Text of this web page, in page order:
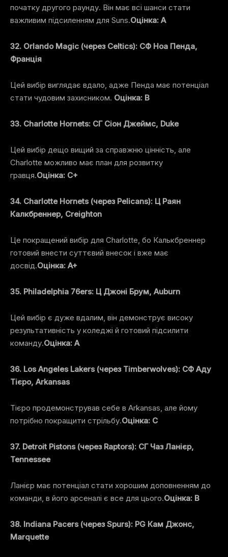
початку другого раунду. Він має всі шанси стати
важливим підсиленням для Suns.Оцінка: A
32. Orlando Magic (через Celtics): СФ Ноа Пенда,
Франція
Цей вибір виглядає вдало, адже Пенда має потенціал
стати чудовим захисником. Оцінка: B
33. Charlotte Hornets: СГ Сіон Джеймс, Duke
Цей вибір дещо вищий за справжню цінність, але
Charlotte можливо має план для розвитку
гравця.Оцінка: C+
34. Charlotte Hornets (через Pelicans): Ц Раян
Калкбреннер, Creighton
Це покращений вибір для Charlotte, бо Калькбреннер
готовий внести суттєвий внесок і вже має
досвід.Оцінка: A+
35. Philadelphia 76ers: Ц Джоні Брум, Auburn
Цей вибір є дуже вдалим, він демонструє високу
результативність у коледжі й готовий підсилити
команду.Оцінка: A
36. Los Angeles Lakers (через Timberwolves): СФ Аду
Тієро, Arkansas
Тієро продемонстрував себе в Arkansas, але йому
потрібно покращити стрільбу.Оцінка: C
37. Detroit Pistons (через Raptors): СГ Чаз Ланієр,
Tennessee
Ланієр має потенціал стати хорошим доповненням до
команди, в його арсеналі є все для цього.Оцінка: B
38. Indiana Pacers (через Spurs): PG Кам Джонс,
Marquette